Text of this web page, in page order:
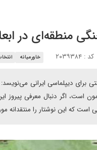
منطقه‌ای در
کد : ۲۰۳۹۳۸۴ خاورمیانه
برای دیپلماسی ایرانی
است، اگر دنبال معرفی
که این نوشتار را منتقدانه